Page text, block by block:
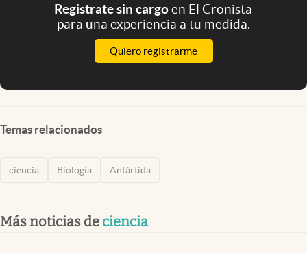
Registrate sin cargoen El Cronista
para una experiencia a tu medida.
Quiero registrarme
Temas relacionados
ciencia Biología Antártida
Más noticias de ciencia